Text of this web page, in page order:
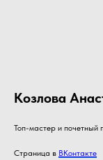
Козлова
Топ-мастер и почетный
Страница в ВКонтакте